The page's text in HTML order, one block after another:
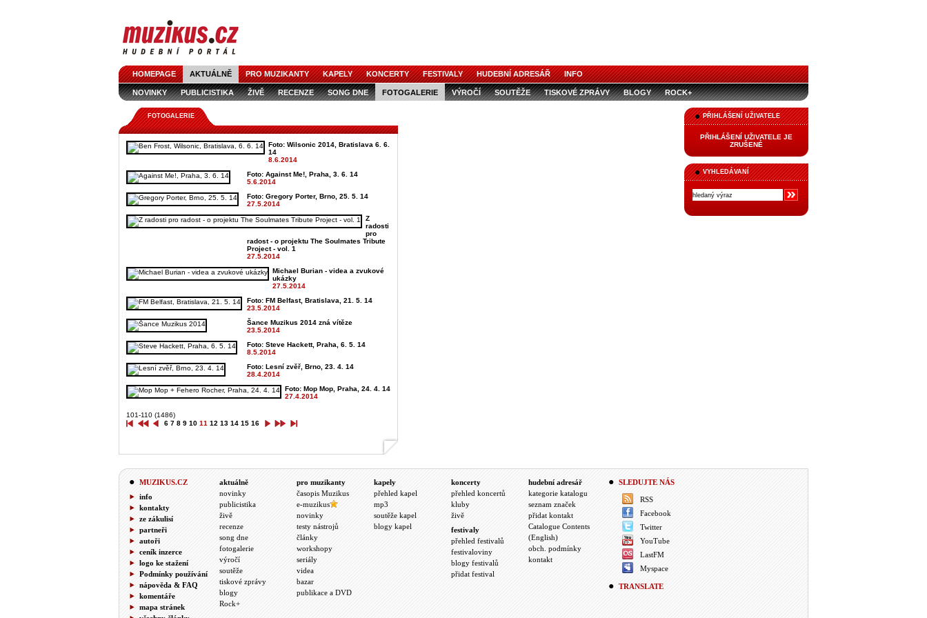
HOMEPAGE AKTUÁLNĚ PRO MUZIKANTY KAPELY KONCERTY FESTIVALY HUDEBNÍ ADRESÁŘ INFO
NOVINKY PUBLICISTIKA ŽIVĚ RECENZE SONG DNE FOTOGALERIE VÝROČÍ SOUTĚŽE TISKOVÉ ZPRÁVY BLOGY ROCK+
PŘIHLÁŠENÍ UŽIVATELE
PŘIHLÁŠENÍ UŽIVATELE JE
ZRUŠENÉ
VYHLEDÁVANÍ
FOTOGALERIE
Foto: Wilsonic 2014, Bratislava 6. 6.
14
8.6.2014
Foto: Against Me!, Praha, 3. 6. 14
5.6.2014
Foto: Gregory Porter, Brno, 25. 5. 14
27.5.2014
Z
radosti
pro
radost - o projektu The Soulmates Tribute
Project - vol. 1
27.5.2014
Michael Burian - videa a zvukové
ukázky
27.5.2014
Foto: FM Belfast, Bratislava, 21. 5. 14
23.5.2014
Šance Muzikus 2014 zná vítěze
23.5.2014
Foto: Steve Hackett, Praha, 6. 5. 14
8.5.2014
Foto: Lesní zvěř, Brno, 23. 4. 14
28.4.2014
Foto: Mop Mop, Praha, 24. 4. 14
27.4.2014
101-110 (1486)
6 7 8 9 10 11 12 13 14 15 16
MUZIKUS.CZ
info
kontakty
ze zákulisí
partneři
autoři
ceník inzerce
logo ke stažení
Podmínky používání
nápověda & FAQ
komentáře
mapa stránek
aktuálně
novinky
publicistika
živě
recenze
song dne
fotogalerie
výročí
soutěže
tiskové zprávy
blogy
Rock+
pro muzikanty
časopis Muzikus
e-muzikus
novinky
testy nástrojů
články
workshopy
seriály
videa
bazar
publikace a DVD
kapely
přehled kapel
mp3
soutěže kapel
blogy kapel
koncerty
přehled koncertů
kluby
živě
festivaly
přehled festivalů
festivaloviny
blogy festivalů
přidat festival
hudební adresář
kategorie katalogu
seznam značek
přidat kontakt
Catalogue Contents
(English)
obch. podmínky
kontakt
SLEDUJTE NÁS
RSS
Facebook
Twitter
YouTube
LastFM
Myspace
TRANSLATE